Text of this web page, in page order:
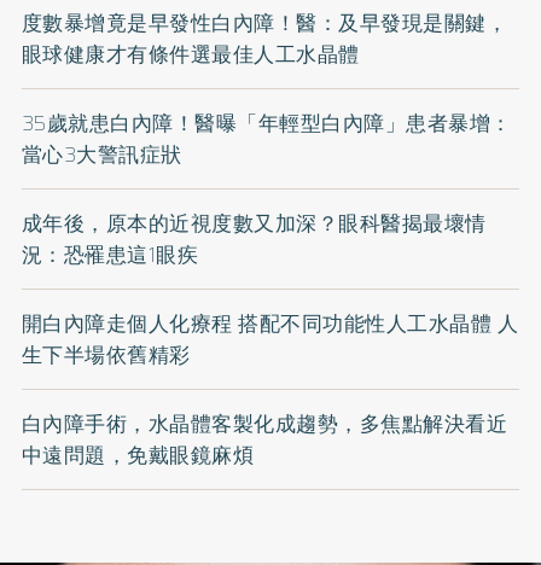
度數暴增竟是早發性白內障！醫：及早發現是關鍵，
眼球健康才有條件選最佳人工水晶體
35歲就患白內障！醫曝「年輕型白內障」患者暴增：
當心3大警訊症狀
成年後，原本的近視度數又加深？眼科醫揭最壞情
況：恐罹患這1眼疾
開白內障走個人化療程 搭配不同功能性人工水晶體 人
生下半場依舊精彩
白內障手術，水晶體客製化成趨勢，多焦點解決看近
中遠問題，免戴眼鏡麻煩